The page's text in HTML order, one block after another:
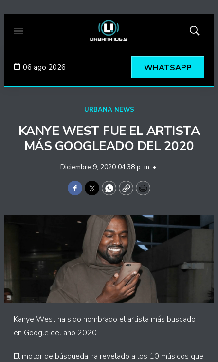
Menú
Mostrar
06 ago 2026 WHATSAPP
URBANA NEWS
KANYE WEST FUE EL ARTISTA
MÁS GOOGLEADO DEL 2020
Diciembre 9, 2020 04:38 p. m. •
Facebook
TwitterWhatsApp
CopyPrint
Kanye West ha sido nombrado el artista más buscado
en Google del año 2020.
El motor de búsqueda ha revelado a los 10 músicos que